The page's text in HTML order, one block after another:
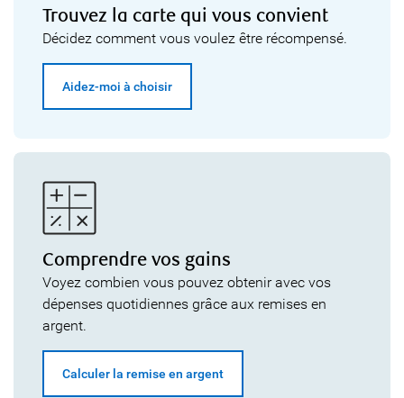
Trouvez la carte qui vous convient
Décidez comment vous voulez être récompensé.
Aidez-moi à choisir
Comprendre vos gains
Voyez combien vous pouvez obtenir avec vos
dépenses quotidiennes grâce aux remises en
argent.
Calculer la remise en argent